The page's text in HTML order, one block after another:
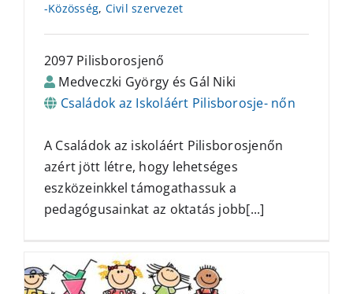
-Közösség, Civil szervezet
2097 Pilisborosjenő
Medveczki György és Gál Niki
Családok az Iskoláért Pilisborosje- nőn
A Családok az iskoláért Pilisborosjenőn
azért jött létre, hogy lehetséges
eszközeinkkel támogathassuk a
pedagógusainkat az oktatás jobb[...]